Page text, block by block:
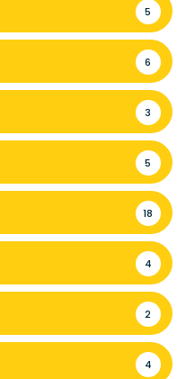
5
6
3
5
18
4
2
4